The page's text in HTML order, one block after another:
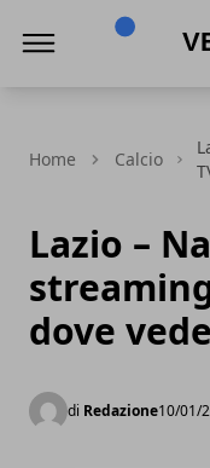
Home Calcio
Lazio –
dove
di Redazione10/01/